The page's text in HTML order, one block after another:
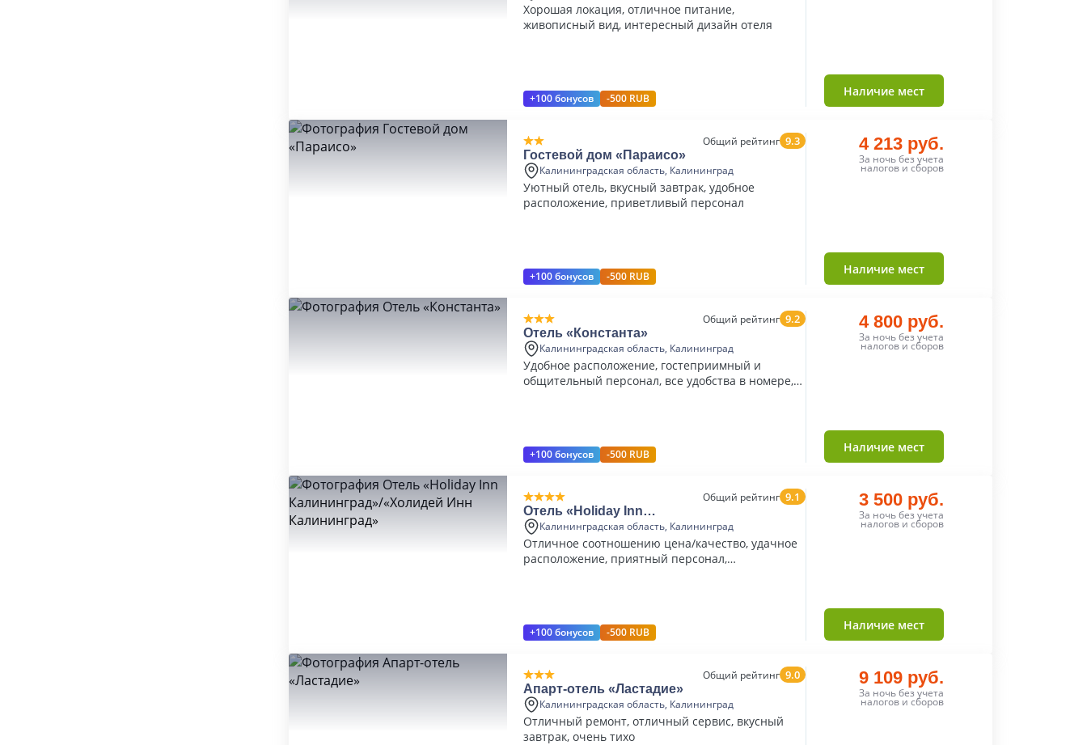
Хорошая локация, отличное питание,
живописный вид, интересный дизайн отеля
+100 бонусов -500 RUB Наличие мест
Общий рейтинг 9.3
Гостевой дом «Параисо»
Калининградская область, Калининград
Уютный отель, вкусный завтрак, удобное
расположение, приветливый персонал
+100 бонусов -500 RUB
4 213 руб.
За ночь без учета
налогов и сборов
Наличие мест
Общий рейтинг 9.2
Отель «Константа»
Калининградская область, Калининград
Удобное расположение, гостеприимный и
общительный персонал, все удобства в номере,
+100 бонусов -500 RUB
4 800 руб.
За ночь без учета
налогов и сборов
Наличие мест
Общий рейтинг 9.1
Отель «Holiday Inn
Калининград»/«Холидей Инн
Калининград»
Калининградская область, Калининград
Отличное соотношению цена/качество, удачное
расположение, приятный персонал,
+100 бонусов -500 RUB
3 500 руб.
За ночь без учета
налогов и сборов
Наличие мест
Общий рейтинг 9.0
Апарт-отель «Ластадие»
Калининградская область, Калининград
Отличный ремонт, отличный сервис, вкусный
завтрак, очень тихо
9 109 руб.
За ночь без учета
налогов и сборов